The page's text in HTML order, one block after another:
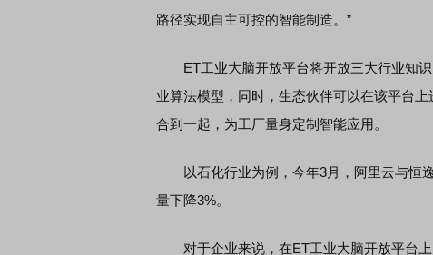
路径实现自主可控的智能制造。”
ET工业大脑开放平台将开放三大行业知识
业算法模型，同时，生态伙伴可以在该平台
合到一起，为工厂量身定制智能应用。
以石化行业为例，今年3月，阿里云与恒
量下降3%。
对于企业来说，在ET工业大脑开放平台上